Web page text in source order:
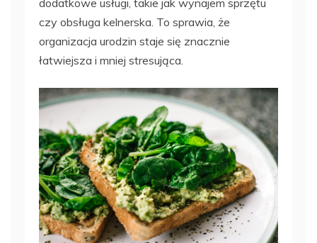
czy obsługa kelnerska. To sprawia, że
organizacja urodzin staje się znacznie
łatwiejsza i mniej stresująca.